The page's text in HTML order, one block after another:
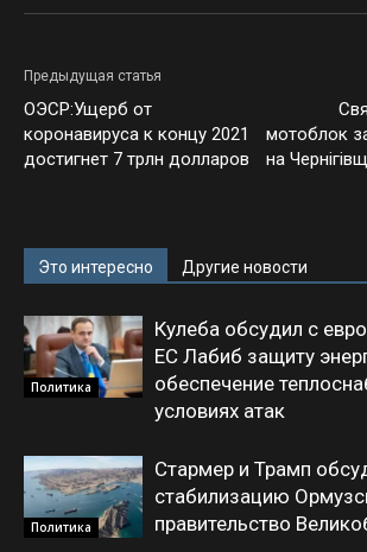
Предыдущая статья
ОЭСР:Ущерб от
коронавируса к концу 2021
достигнет 7 трлн долларов
мотоблок
на
Это интересно Другие новости
Политика
Кулеба обсудил с
ЕС Лабиб защиту
обеспечение
условиях атак
Политика
Стармер и Трамп
стабилизацию
правительство